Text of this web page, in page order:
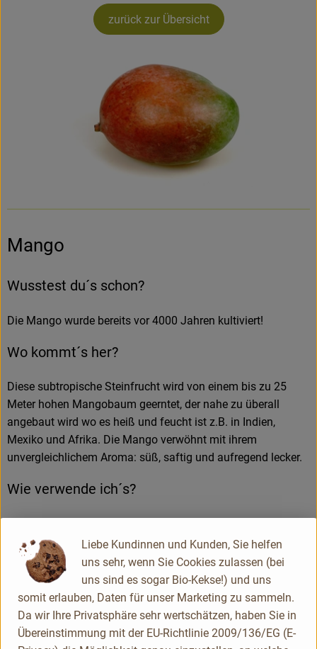
zurück zur Übersicht
Mango
Wusstest du´s schon?
Die Mango wurde bereits vor 4000 Jahren kultiviert!
Wo kommt´s her?
Diese subtropische Steinfrucht wird von einem bis zu 25
Meter hohen Mangobaum geerntet, der nahe zu überall
angebaut wird wo es heiß und feucht ist z.B. in Indien,
Mexiko und Afrika. Die Mango verwöhnt mit ihrem
unvergleichlichem Aroma: süß, saftig und aufregend lecker.
Wie verwende ich´s?
subtropischen Obstsorten. Das leckere Fruchtfleisch verführt
auch den letzten Obstmuffel zum Naschen.
Die Schale der Mango wird nicht verzehrt und die Mango
sollte vor Verzehr etwas gekühlt werden. Am einfachsten
schneidet man die Frucht auf und entfernt den Kern, um
dann das Fruchtfleisch mit einem Löffel zu verzehren. Die
Liebe Kundinnen und Kunden, Sie helfen
uns sehr, wenn Sie Cookies zulassen (bei
uns sind es sogar Bio-Kekse!) und uns
somit erlauben, Daten für unser Marketing zu sammeln.
Da wir Ihre Privatsphäre sehr wertschätzen, haben Sie in
Übereinstimmung mit der EU-Richtlinie 2009/136/EG (E-